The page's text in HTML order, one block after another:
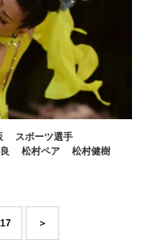
スポーツ選手
松村ペア
松村健樹
17 ＞